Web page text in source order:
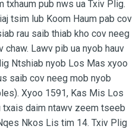
pub nws ua Txiv Plig.
tsim lub Koom Haum pab cov
rau saib thiab kho cov neeg
chaw. Lawv pib ua nyob hauv
Ntshiab nyob Los Mas xyoo
saib cov neeg mob nyob
Xyoo 1591, Kas Mis Los
txais daim ntawv zeem tseeb
Nkos Lis tim 14. Txiv Plig